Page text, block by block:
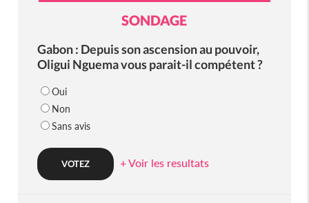
SONDAGE
Gabon : Depuis son ascension au pouvoir,
Oligui Nguema vous parait-il compétent ?
Oui
Non
Sans avis
+ Voir les resultats